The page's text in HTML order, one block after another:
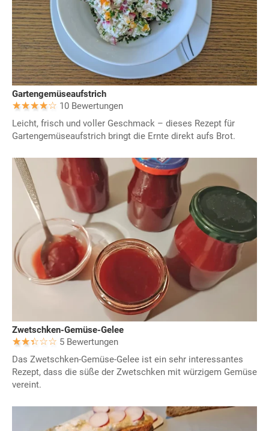
Gartengemüseaufstrich
10 Bewertungen
Leicht, frisch und voller Geschmack – dieses Rezept für
Gartengemüseaufstrich bringt die Ernte direkt aufs Brot.
Zwetschken-Gemüse-Gelee
5 Bewertungen
Das Zwetschken-Gemüse-Gelee ist ein sehr interessantes
Rezept, dass die süße der Zwetschken mit würzigem Gemüse
vereint.